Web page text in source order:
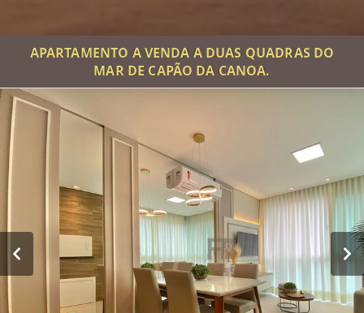
APARTAMENTO A VENDA A DUAS QUADRAS DO
MAR DE CAPÃO DA CANOA.